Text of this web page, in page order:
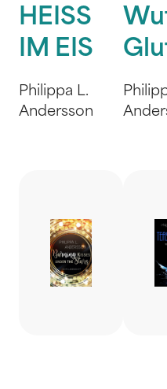
HEISS
IM EIS
Philippa L.
Andersson